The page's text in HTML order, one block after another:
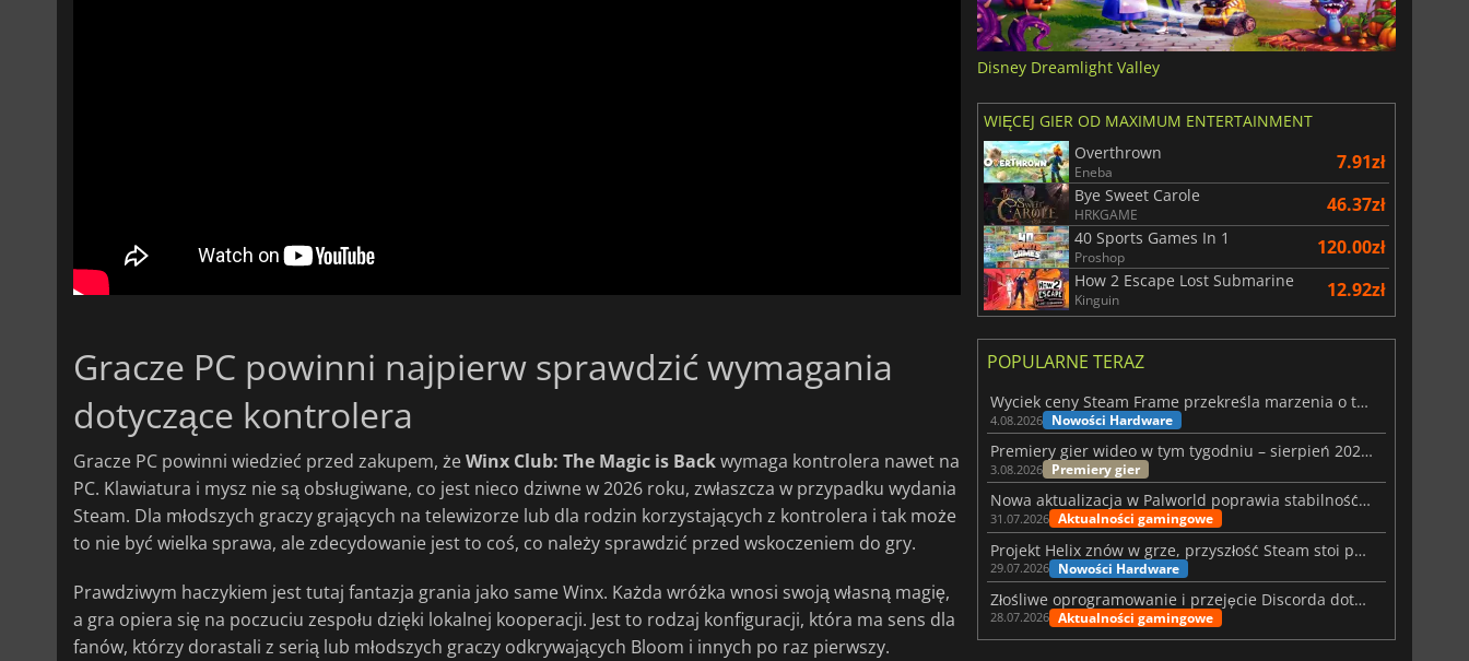
Gracze PC powinni najpierw sprawdzić wymagania
dotyczące kontrolera
Gracze PC powinni wiedzieć przed zakupem, żeWinx Club: The Magic is Backwymaga kontrolera nawet na
PC. Klawiatura i mysz nie są obsługiwane, co jest nieco dziwne w 2026 roku, zwłaszcza w przypadku wydania
Steam. Dla młodszych graczy grających na telewizorze lub dla rodzin korzystających z kontrolera i tak może
to nie być wielka sprawa, ale zdecydowanie jest to coś, co należy sprawdzić przed wskoczeniem do gry.
Prawdziwym haczykiem jest tutaj fantazja grania jako same Winx. Każda wróżka wnosi swoją własną magię,
a gra opiera się na poczuciu zespołu dzięki lokalnej kooperacji. Jest to rodzaj konfiguracji, która ma sens dla
fanów, którzy dorastali z serią lub młodszych graczy odkrywających Bloom i innych po raz pierwszy.
Disney Dreamlight Valley
WIĘCEJ GIER OD MAXIMUM ENTERTAINMENT
Overthrown
Eneba 7.91zł
Bye Sweet Carole
HRKGAME 46.37zł
40 Sports Games In 1
Proshop 120.00zł
How 2 Escape Lost Submarine
Kinguin 12.92zł
POPULARNE TERAZ
Wyciek ceny Steam Frame przekreśla marzenia o tanim zestawie VR
4.08.2026 Nowości Hardware
Premiery gier wideo w tym tygodniu – sierpień 2026 r. (32. tydzień)
3.08.2026 Premiery gier
Nowa aktualizacja w Palworld poprawia stabilność Sunreach i walk z bossami
31.07.2026 Aktualności gamingowe
Projekt Helix znów w grze, przyszłość Steam stoi pod znakiem zapytania
29.07.2026 Nowości Hardware
Złośliwe oprogramowanie i przejęcie Discorda dotknęły Meccha Chameleon
28.07.2026 Aktualności gamingowe